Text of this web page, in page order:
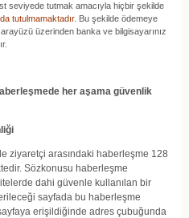
seviyede tutmak amacıyla hiçbir şekilde
tutulmamaktadır. Bu şekilde ödemeye
üzerinden banka ve bilgisayarınız
her aşama güvenlik
ziyaretçi arasındaki haberleşme 128
Sözkonusu haberleşme
dahi güvenle kullanılan bir
sayfada bu haberleşme
erişildiğinde adres çubuğunda